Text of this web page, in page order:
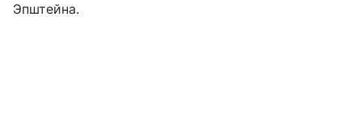
Эпштейна.